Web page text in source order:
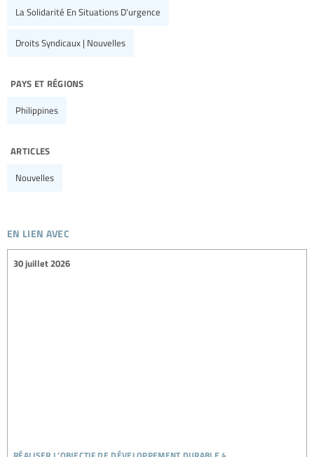
La Solidarité En Situations D'urgence
Droits Syndicaux | Nouvelles
pays et régions
Philippines
articles
Nouvelles
en lien avec
réaliser l’objectif de développement durable 4
30 juillet 2026